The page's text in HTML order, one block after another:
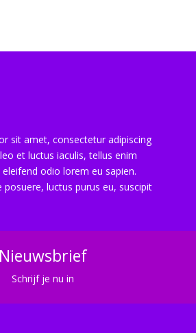
sit amet, consectetur adipiscing
et luctus iaculis, tellus enim
odio lorem eu sapien.
posuere, luctus purus eu, suscipit
Nieuwsbrief
Schrijf je nu in